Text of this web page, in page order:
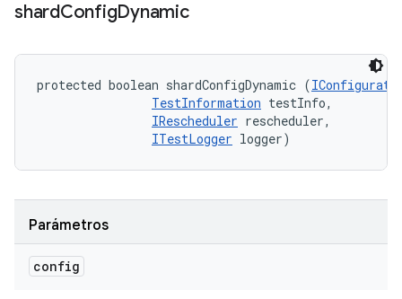
shardConfigDynamic
protected boolean shardConfigDynamic (
TestInformation testInfo,
IRescheduler rescheduler,
ITestLogger logger)
Parámetros
config